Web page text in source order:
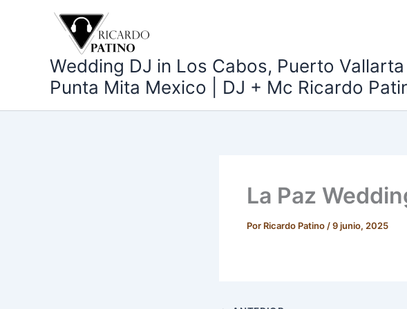
Wedding DJ in Los Cabos, Puerto
Punta Mita Mexico | DJ + Mc Ricardo
La Paz
Por Ricardo Patino /9 junio, 2025